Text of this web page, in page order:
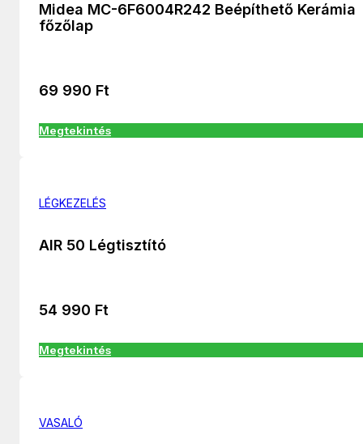
Midea MC-6F6004R242 Beépíthető Kerámia
főzőlap
69 990 Ft
Megtekintés
LÉGKEZELÉS
AIR 50 Légtisztító
54 990 Ft
Megtekintés
VASALÓ